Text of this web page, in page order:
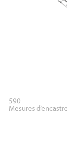
590
Mesures